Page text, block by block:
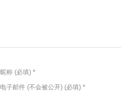
昵称 (必填) *
电子邮件 (不会被公开) (必填) *